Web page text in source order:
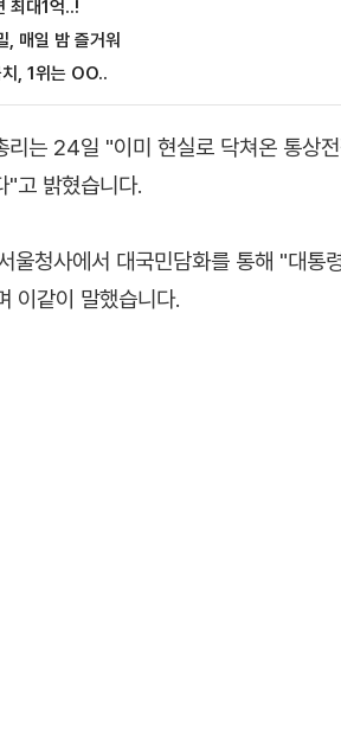
리는 24일 "이미 현실로 닥쳐온 통상
"고 밝혔습니다.
울청사에서 대국민담화를 통해 "대통
이같이 말했습니다.